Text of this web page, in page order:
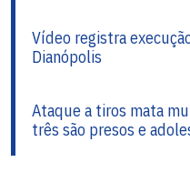
Vídeo registra
Dianópolis
Ataque a tiros mata
três são presos e